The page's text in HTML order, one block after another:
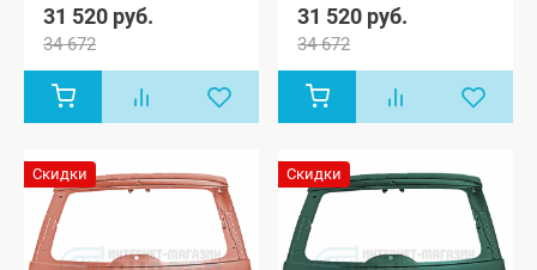
31 520 руб.
34 672
31 520 руб.
34 672
Скидки Скидки